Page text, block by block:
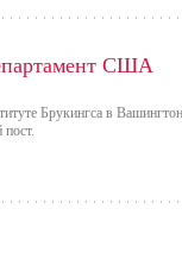
США
Брукингса в